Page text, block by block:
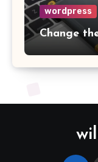
wordpress
Change